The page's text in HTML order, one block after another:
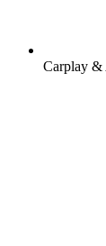
Carplay &